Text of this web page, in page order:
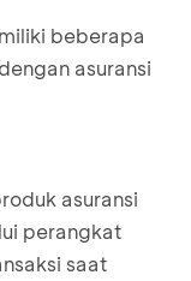
beberapa
asuransi
asuransi
perangkat
saat